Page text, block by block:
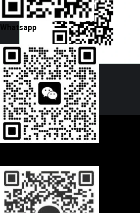
Whatsapp